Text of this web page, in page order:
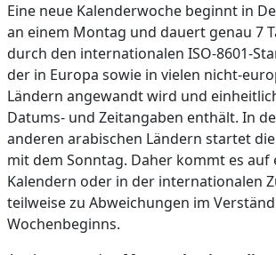
Eine neue Kalenderwoche beginnt in
an einem Montag und dauert genau 7
durch den internationalen ISO-8601-
der in Europa sowie in vielen nicht-
Ländern angewandt wird und
Datums- und Zeitangaben enthält. In
anderen arabischen Ländern startet
mit dem Sonntag. Daher kommt es auf
Kalendern oder in der internationalen
teilweise zu Abweichungen im
Wochenbeginns.